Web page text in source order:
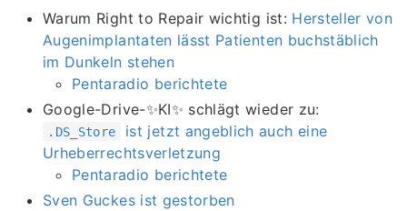
Warum Right to Repair wichtig ist: Hersteller von
Augenimplantaten lässt Patienten buchstäblich
im Dunkeln stehen
Pentaradio berichtete
Google-Drive-✨KI✨ schlägt wieder zu:
.DS_Store
ist jetzt angeblich auch eine
Urheberrechtsverletzung
Pentaradio berichtete
Sven Guckes ist gestorben